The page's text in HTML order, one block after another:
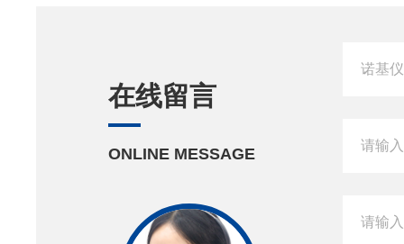
在线留言
ONLINE MESSAGE